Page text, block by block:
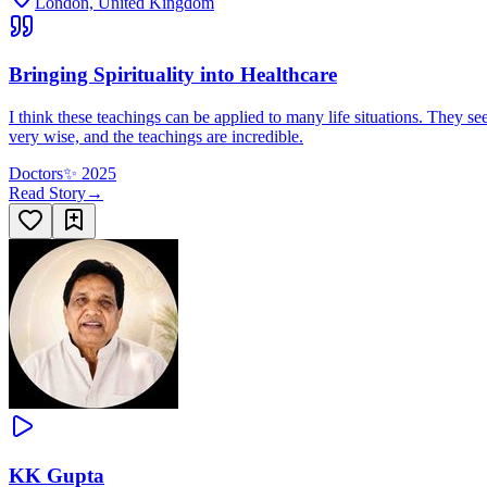
Bringing Spirituality into Healthcare
I think these teachings can be applied to many life situations. They
very wise, and the teachings are incredible.
Doctors✨ 2025
Read Story→
KK Gupta